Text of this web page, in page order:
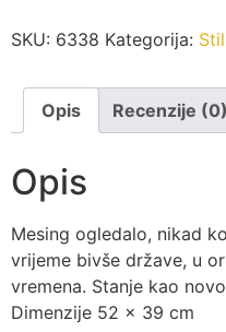
SKU: 6338 Kategorija:
Opis Recenzije (0)
Opis
Mesing ogledalo, nikad
vrijeme bivše države, u
vremena. Stanje kao
Dimenzije 52 x 39 cm